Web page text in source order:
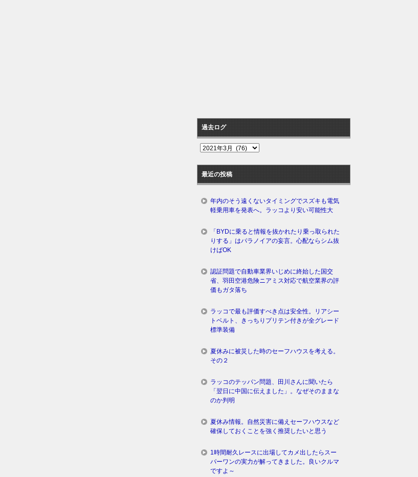
過去ログ
過
ロ
グ
最近の投稿
年内のそう遠くないタイミングでスズキも電気
軽乗用車を発表へ。ラッコより安い可能性大
「BYDに乗ると情報を抜かれたり乗っ取られた
りする」はパラノイアの妄言。心配ならシム抜
けばOK
認証問題で自動車業界いじめに終始した国交
省、羽田空港危険ニアミス対応で航空業界の評
価もガタ落ち
ラッコで最も評価すべき点は安全性。リアシー
トベルト、きっちりプリテン付きが全グレード
標準装備
夏休みに被災した時のセーフハウスを考える。
その２
ラッコのテッパン問題、田川さんに聞いたら
「翌日に中国に伝えました」。なぜそのままな
のか判明
夏休み情報。自然災害に備えセーフハウスなど
確保しておくことを強く推奨したいと思う
1時間耐久レースに出場してカメ出したらスー
パーワンの実力が解ってきました。良いクルマ
ですよ～